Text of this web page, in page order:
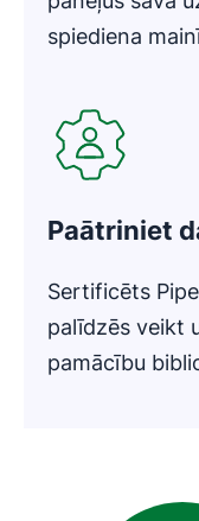
spiediena
Paātriniet
Sertificēts
palīdzēs veikt
pamācību